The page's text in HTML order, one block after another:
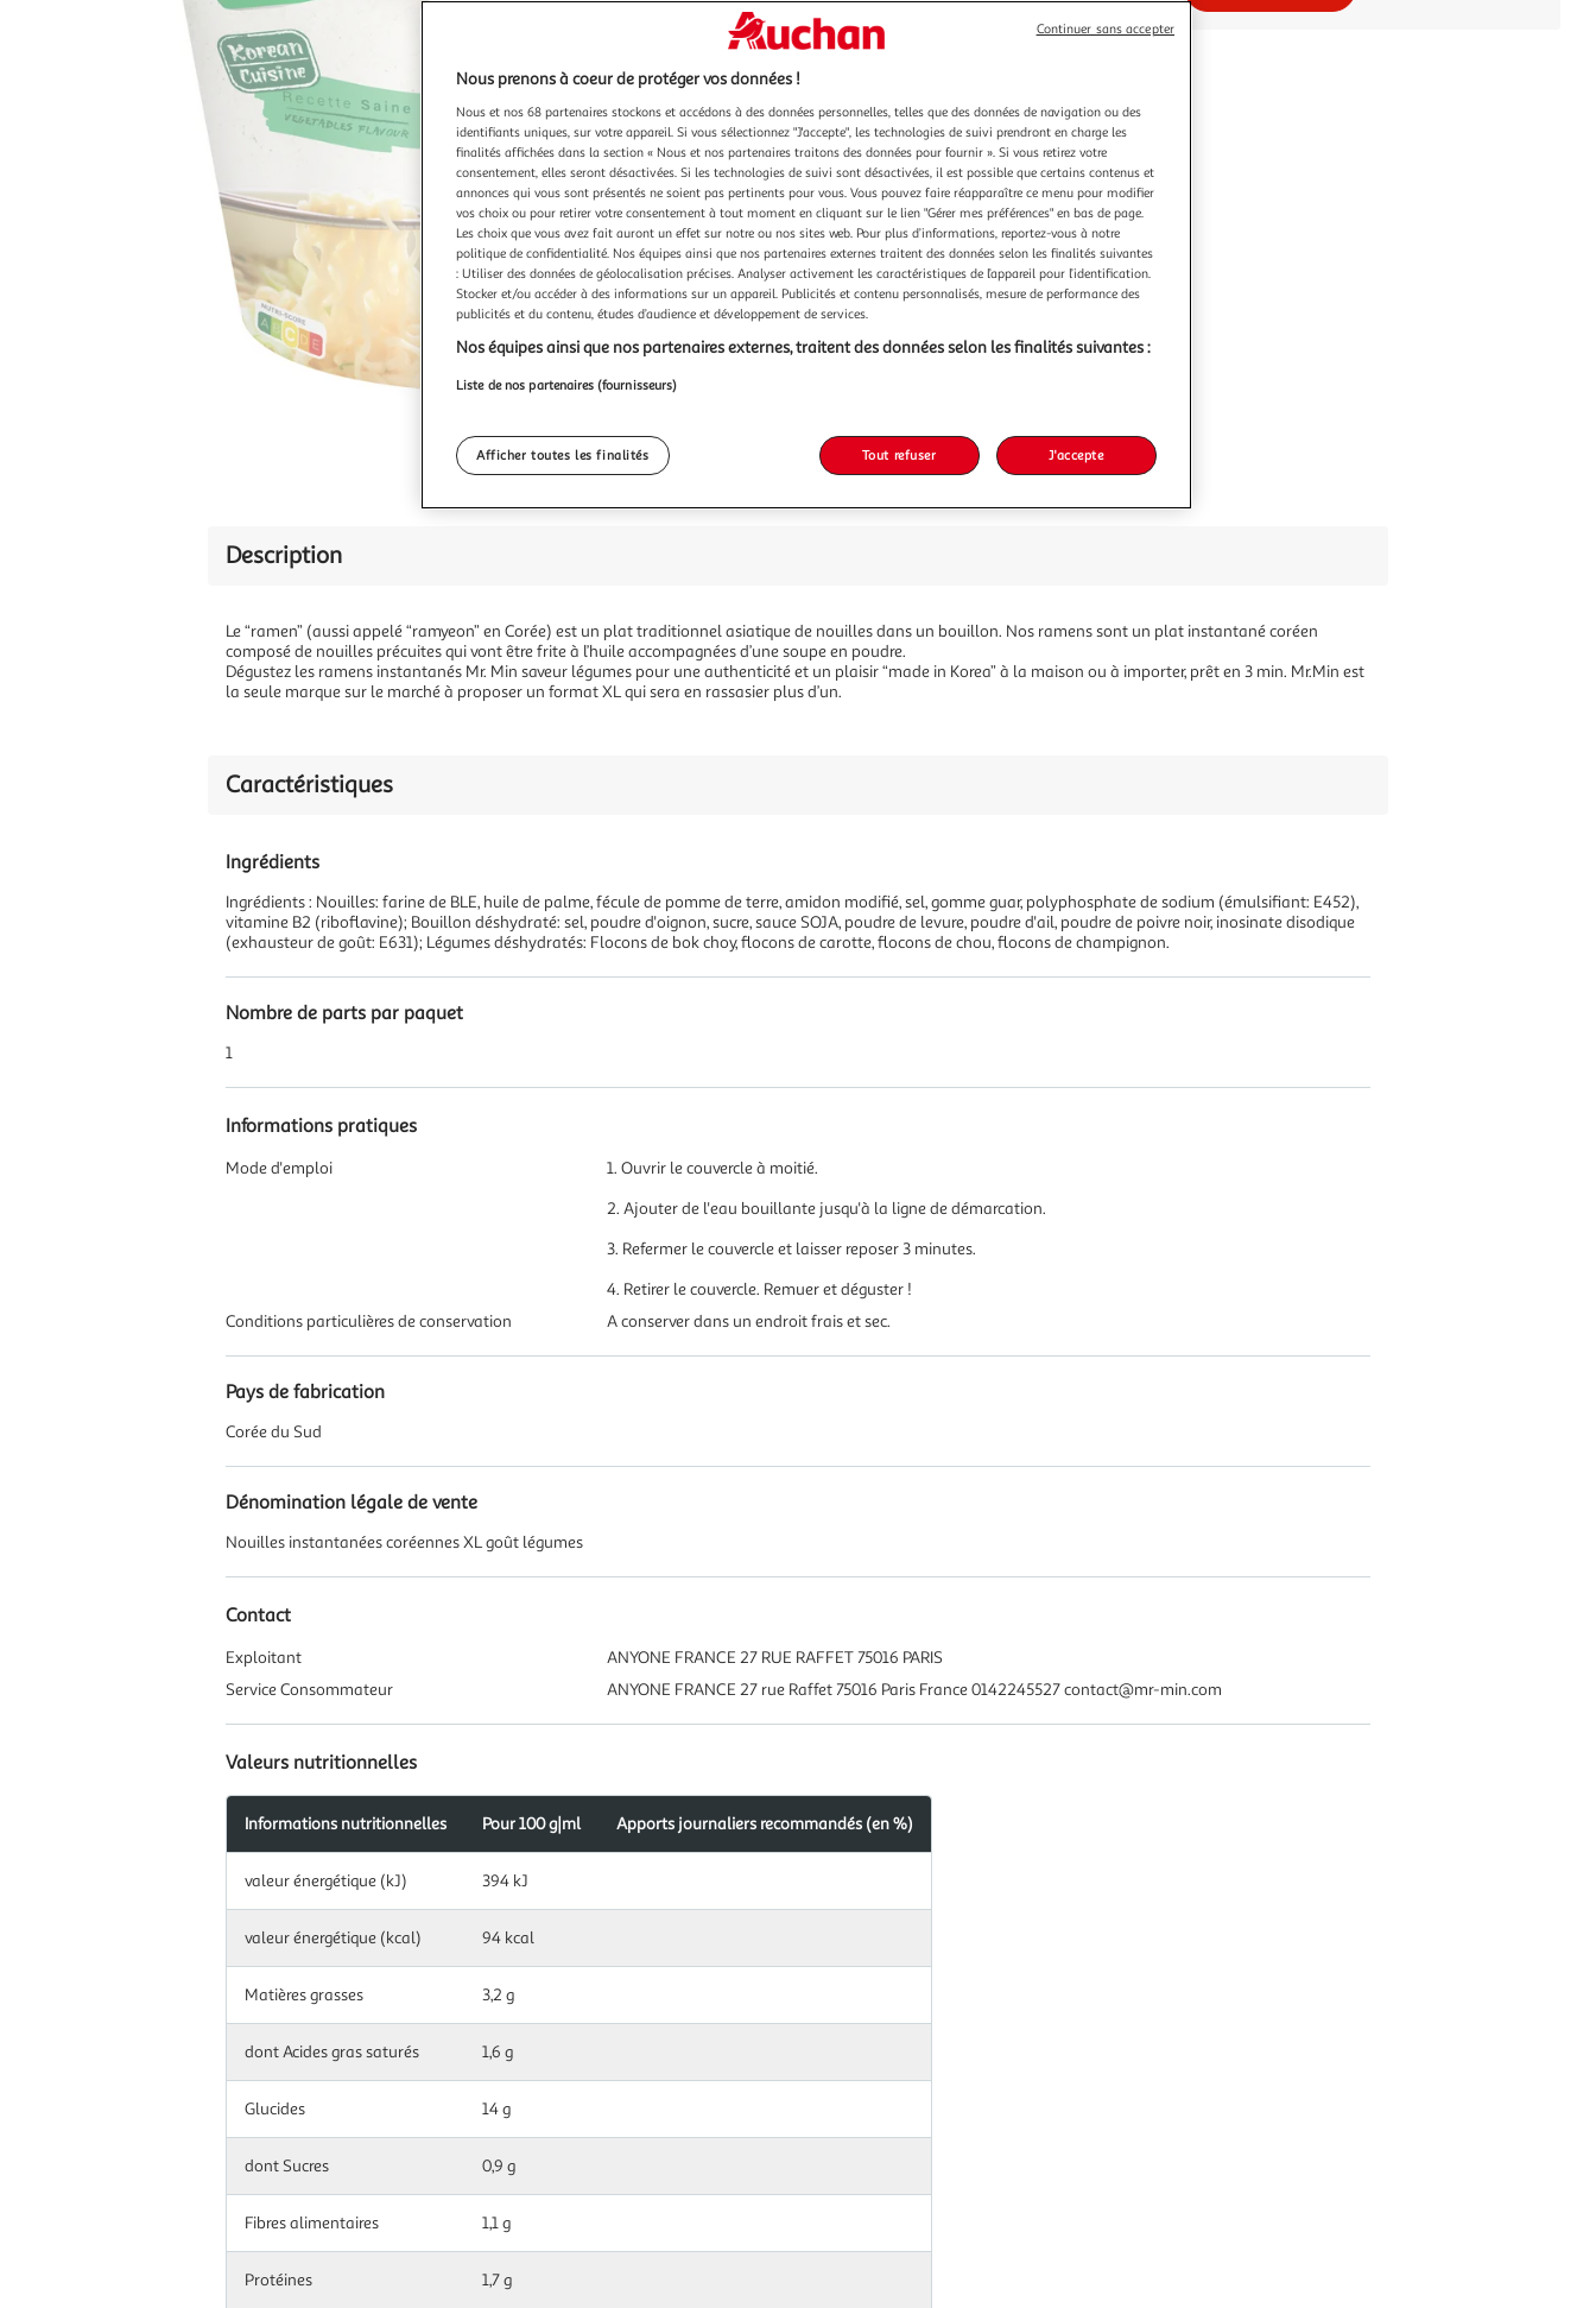
Description
Le “ramen” (aussi appelé “ramyeon” en Corée) est un plat traditionnel asiatique de nouilles dans un bouillon. Nos ramens sont un plat instantané coréen
composé de nouilles précuites qui vont être frite à l’huile accompagnées d’une soupe en poudre.
Dégustez les ramens instantanés Mr. Min saveur légumes pour une authenticité et un plaisir “made in Korea” à la maison ou à importer, prêt en 3 min. Mr.Min est
la seule marque sur le marché à proposer un format XL qui sera en rassasier plus d’un.
Caractéristiques
Ingrédients
Ingrédients : Nouilles: farine de BLE, huile de palme, fécule de pomme de terre, amidon modifié, sel, gomme guar, polyphosphate de sodium (émulsifiant: E452),
vitamine B2 (riboflavine); Bouillon déshydraté: sel, poudre d'oignon, sucre, sauce SOJA, poudre de levure, poudre d'ail, poudre de poivre noir, inosinate disodique
(exhausteur de goût: E631); Légumes déshydratés: Flocons de bok choy, flocons de carotte, flocons de chou, flocons de champignon.
Nombre de parts par paquet
1
Informations pratiques
Mode d'emploi
1. Ouvrir le couvercle à moitié.
2. Ajouter de l'eau bouillante jusqu'à la ligne de démarcation.
3. Refermer le couvercle et laisser reposer 3 minutes.
4. Retirer le couvercle. Remuer et déguster !
Conditions particulières de conservation
A conserver dans un endroit frais et sec.
Pays de fabrication
Corée du Sud
Dénomination légale de vente
Nouilles instantanées coréennes XL goût légumes
Contact
Exploitant
ANYONE FRANCE 27 RUE RAFFET 75016 PARIS
Service Consommateur
ANYONE FRANCE 27 rue Raffet 75016 Paris France 0142245527 contact@mr-min.com
Valeurs nutritionnelles
nutritionnelles
pour
g|ml
Informations nutritionnelles Pour 100 g|ml Apports journaliers recommandés (en %)
valeur énergétique (kJ) 394 kJ
valeur énergétique (kcal) 94 kcal
Matières grasses 3,2 g
dont Acides gras saturés 1,6 g
Glucides 14 g
dont Sucres 0,9 g
Fibres alimentaires 1,1 g
Protéines 1,7 g
Nous prenons à coeur de protéger vos données !
Nous et nos 68 partenaires stockons et accédons à des données personnelles, telles que des données de navigation ou des
identifiants uniques, sur votre appareil. Si vous sélectionnez "J'accepte", les technologies de suivi prendront en charge les
finalités affichées dans la section « Nous et nos partenaires traitons des données pour fournir ». Si vous retirez votre
consentement, elles seront désactivées. Si les technologies de suivi sont désactivées, il est possible que certains contenus et
annonces qui vous sont présentés ne soient pas pertinents pour vous. Vous pouvez faire réapparaître ce menu pour modifier
vos choix ou pour retirer votre consentement à tout moment en cliquant sur le lien "Gérer mes préférences" en bas de page.
Les choix que vous avez fait auront un effet sur notre ou nos sites web. Pour plus d’informations, reportez-vous à notre
politique de confidentialité. Nos équipes ainsi que nos partenaires externes traitent des données selon les finalités suivantes
: Utiliser des données de géolocalisation précises. Analyser activement les caractéristiques de l’appareil pour l’identification.
Stocker et/ou accéder à des informations sur un appareil. Publicités et contenu personnalisés, mesure de performance des
publicités et du contenu, études d’audience et développement de services.
Nos équipes ainsi que nos partenaires externes, traitent des données selon les finalités suivantes :
Liste de nos partenaires (fournisseurs)
Afficher toutes les finalités Tout refuser J'accepte
Continuer sans accepter